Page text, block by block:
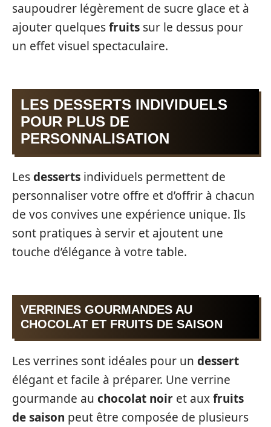
saupoudrer légèrement de sucre glace et à
ajouter quelquesfruits sur le dessus pour
un effet visuel spectaculaire.
LES DESSERTS INDIVIDUELS
POUR PLUS DE
PERSONNALISATION
Lesdesserts individuels permettent de
personnaliser votre offre et d’offrir à chacun
de vos convives une expérience unique. Ils
sont pratiques à servir et ajoutent une
touche d’élégance à votre table.
VERRINES GOURMANDES AU
CHOCOLAT ET FRUITS DE SAISON
Les verrines sont idéales pour un dessert
élégant et facile à préparer. Une verrine
gourmande au chocolat noir et auxfruits
de saison peut être composée de plusieurs